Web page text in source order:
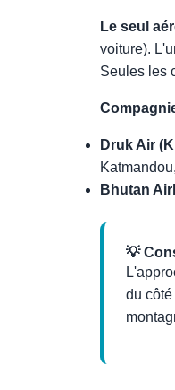
Le seul
voiture).
Seules les
Druk Air
Bhutan
💡
du